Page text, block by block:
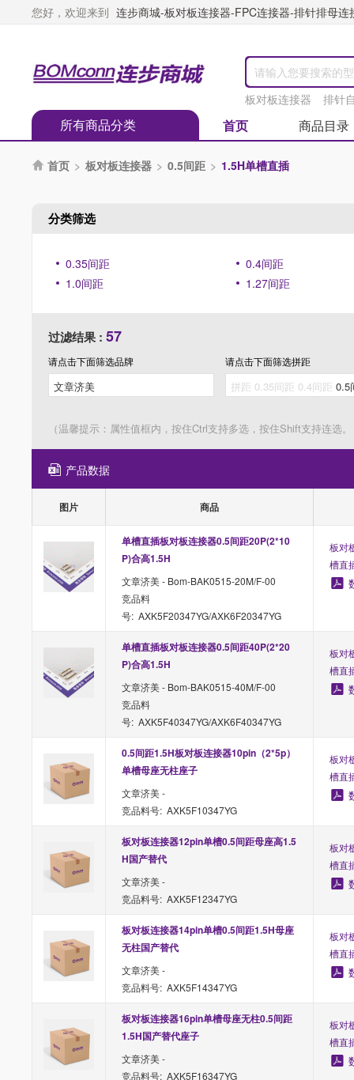
您好，欢迎来到 连步商城-板对板连接器-FPC连接器-排针排母
板对板连接器 排针
所有商品分类 首页 商品目录
 首页 > 板对板连接器 > 0.5间距 > 1.5H单槽直插
分类筛选
0.35间距
0.4间距
1.0间距
1.27间距
过滤结果 : 57
请点击下面筛选品牌 请点击下面筛选拼距
（温馨提示：属性值框内，按住Ctrl支持多选，按住Shift支持连选
产品数据
图片 商品
单槽直插板对板连接器0.5间距20P(2*10
P)合高1.5H
文章济美 - Bom-BAK0515-20M/F-00
竞品料
号: AXK5F20347YG/AXK6F20347YG
板对
槽直
单槽直插板对板连接器0.5间距40P(2*20
P)合高1.5H
文章济美 - Bom-BAK0515-40M/F-00
竞品料
号: AXK5F40347YG/AXK6F40347YG
板对
槽直
0.5间距1.5H板对板连接器10pin（2*5p）
单槽母座无柱座子
文章济美 -
竞品料号: AXK5F10347YG
板对
槽直
板对板连接器12pin单槽0.5间距母座高1.5
H国产替代
文章济美 -
竞品料号: AXK5F12347YG
板对
槽直
板对板连接器14pin单槽0.5间距1.5H母座
无柱国产替代
文章济美 -
竞品料号: AXK5F14347YG
板对
槽直
板对板连接器16pin单槽母座无柱0.5间距
1.5H国产替代座子
文章济美 -
竞品料号: AXK5F16347YG
板对
槽直